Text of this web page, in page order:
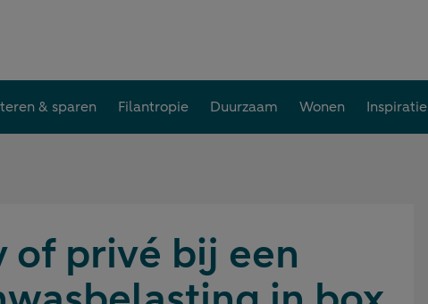
& sparen Filantropie Duurzaam Wonen Inspiratie
of privé bij een